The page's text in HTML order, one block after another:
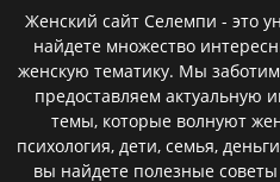
Женский сайт Селемпи - это
найдете множество
женскую тематику. Мы
предоставляем
темы, которые волнуют
психология, дети, семья,
вы найдете полезные